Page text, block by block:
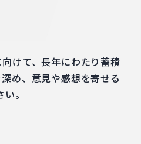
けて、長年にわたり蓄積
め、意見や感想を寄せる
。